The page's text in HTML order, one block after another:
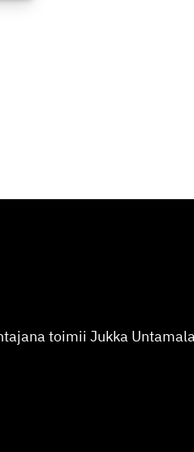
toimii Jukka